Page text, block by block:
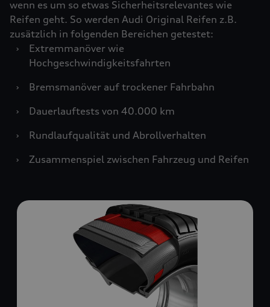
wenn es um so etwas Sicherheitsrelevantes wie
Reifen geht. So werden Audi Original Reifen z.B.
zusätzlich in folgenden Bereichen getestet:
›
Extremmanöver wie
Hochgeschwindigkeitsfahrten
›
Bremsmanöver auf trockener Fahrbahn
›
Dauerlauftests von 40.000 km
›
Rundlaufqualität und Abrollverhalten
›
Zusammenspiel zwischen Fahrzeug und Reifen